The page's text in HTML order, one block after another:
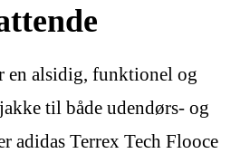
en alsidig, funktionel og
til både udendørs- og
adidas Terrex Tech Flooce